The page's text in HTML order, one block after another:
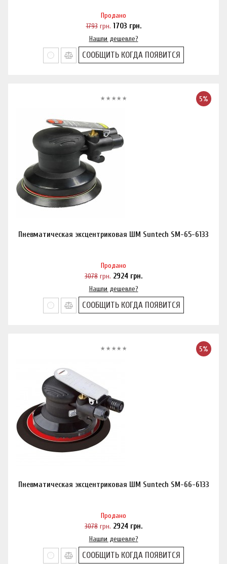
Продано
1793грн. 1703 грн.
Нашли дешевле?
СООБЩИТЬ КОГДА ПОЯВИТСЯ
5%
Пневматическая эксцентриковая ШМ Suntech SM-65-6133
Продано
3078 грн. 2924 грн.
Нашли дешевле?
СООБЩИТЬ КОГДА ПОЯВИТСЯ
5%
Пневматическая эксцентриковая ШМ Suntech SM-66-6133
Продано
3078 грн. 2924 грн.
Нашли дешевле?
СООБЩИТЬ КОГДА ПОЯВИТСЯ